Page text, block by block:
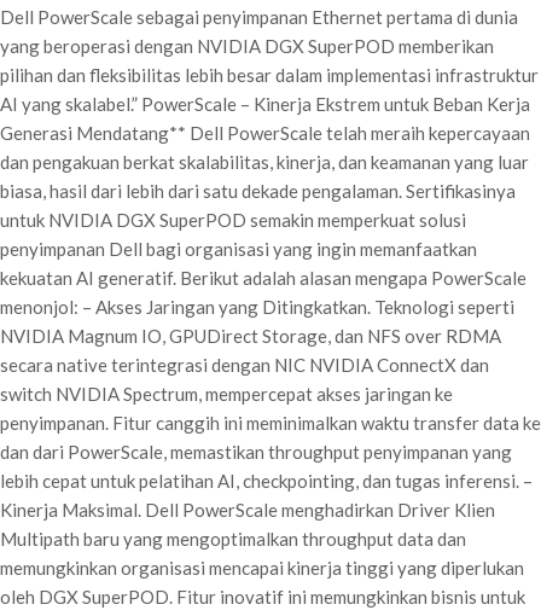
Dell PowerScale sebagai penyimpanan Ethernet pertama di dunia
yang beroperasi dengan NVIDIA DGX SuperPOD memberikan
pilihan dan fleksibilitas lebih besar dalam implementasi infrastruktur
AI yang skalabel.” PowerScale – Kinerja Ekstrem untuk Beban Kerja
Generasi Mendatang** Dell PowerScale telah meraih kepercayaan
dan pengakuan berkat skalabilitas, kinerja, dan keamanan yang luar
biasa, hasil dari lebih dari satu dekade pengalaman. Sertifikasinya
untuk NVIDIA DGX SuperPOD semakin memperkuat solusi
penyimpanan Dell bagi organisasi yang ingin memanfaatkan
kekuatan AI generatif. Berikut adalah alasan mengapa PowerScale
menonjol: – Akses Jaringan yang Ditingkatkan. Teknologi seperti
NVIDIA Magnum IO, GPUDirect Storage, dan NFS over RDMA
secara native terintegrasi dengan NIC NVIDIA ConnectX dan
switch NVIDIA Spectrum, mempercepat akses jaringan ke
penyimpanan. Fitur canggih ini meminimalkan waktu transfer data ke
dan dari PowerScale, memastikan throughput penyimpanan yang
lebih cepat untuk pelatihan AI, checkpointing, dan tugas inferensi. –
Kinerja Maksimal. Dell PowerScale menghadirkan Driver Klien
Multipath baru yang mengoptimalkan throughput data dan
memungkinkan organisasi mencapai kinerja tinggi yang diperlukan
oleh DGX SuperPOD. Fitur inovatif ini memungkinkan bisnis untuk